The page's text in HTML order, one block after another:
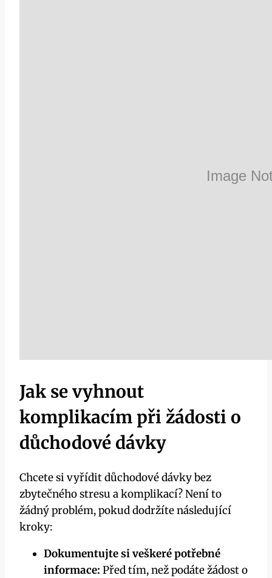
Jak ‍se vyhnout
komplikacím při žádosti o
důchodové dávky
Chcete si vyřídit důchodové⁢ dávky bez
zbytečného stresu‍ a komplikací?‍ Není to
žádný problém, pokud dodržíte následující
kroky:
Dokumentujte si⁤ veškeré potřebné
informace: Před tím, než podáte žádost o